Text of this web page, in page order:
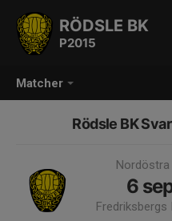
Matcher
RÖDSLE BK
P2015
Rödsle BK
6
Fredriksbergs